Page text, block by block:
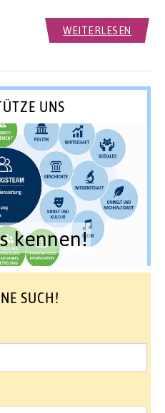
WEITERLESEN
UNS
kennen!
SUCH!